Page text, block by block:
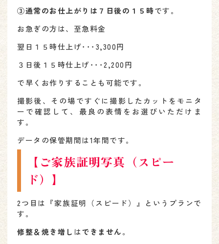
③通常のお仕上がりは７日後の１５時です。
お急ぎの方は、至急料金
翌日１５時仕上げ･･･3,300円
３日後１５時仕上げ･･･2,200円
で早くお作りすることも可能です。
撮影後、その場ですぐに撮影したカットをモニタ
ーで確認して、最良の表情をお選びいただけま
す。
データの保管期間は1年間です。
【ご家族証明写真（スピー
ド）】
2つ目は『家族証明（スピード）』というプランで
す。
修整＆焼き増し はできません。